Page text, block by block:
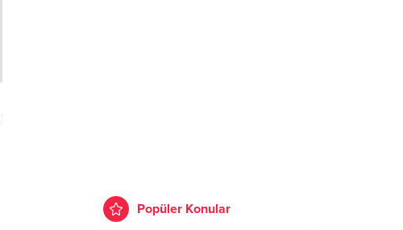
Popüler Konular